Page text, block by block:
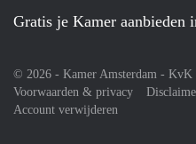
Gratis je Kamer aanbieden
© 2026 - Kamer Amsterdam - KvK
Voorwaarden & privacy
Account verwijderen